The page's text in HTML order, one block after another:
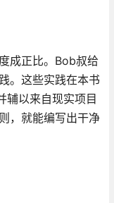
成正比。Bob叔给
。这些实践在本书
辅以来自现实项目
，就能编写出干净